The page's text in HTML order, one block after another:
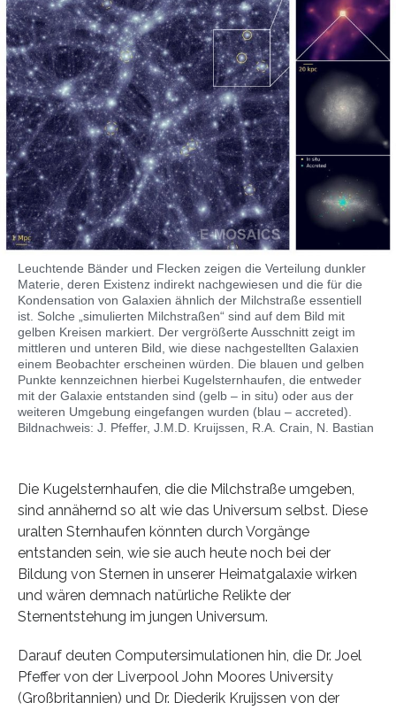
Leuchtende Bänder und Flecken zeigen die Verteilung dunkler
Materie, deren Existenz indirekt nachgewiesen und die für die
Kondensation von Galaxien ähnlich der Milchstraße essentiell
ist. Solche „simulierten Milchstraßen“ sind auf dem Bild mit
gelben Kreisen markiert. Der vergrößerte Ausschnitt zeigt im
mittleren und unteren Bild, wie diese nachgestellten Galaxien
einem Beobachter erscheinen würden. Die blauen und gelben
Punkte kennzeichnen hierbei Kugelsternhaufen, die entweder
mit der Galaxie entstanden sind (gelb – in situ) oder aus der
weiteren Umgebung eingefangen wurden (blau – accreted).
Bildnachweis: J. Pfeffer, J.M.D. Kruijssen, R.A. Crain, N. Bastian
Die Kugelsternhaufen, die die Milchstraße umgeben,
sind annähernd so alt wie das Universum selbst. Diese
uralten Sternhaufen könnten durch Vorgänge
entstanden sein, wie sie auch heute noch bei der
Bildung von Sternen in unserer Heimatgalaxie wirken
und wären demnach natürliche Relikte der
Sternentstehung im jungen Universum.
Darauf deuten Computersimulationen hin, die Dr. Joel
Pfeffer von der Liverpool John Moores University
(Großbritannien) und Dr. Diederik Kruijssen von der